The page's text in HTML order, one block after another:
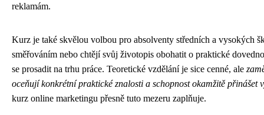
reklamám.
Kurz je také skvělou volbou pro absolventy středních a vysokých
směřováním nebo chtějí svůj životopis obohatit o praktické
se prosadit na trhu práce. Teoretické vzdělání je sice cenné, ale
oceňují konkrétní praktické znalosti a schopnost okamžitě přinášet
kurz online marketingu přesně tuto mezeru zaplňuje.